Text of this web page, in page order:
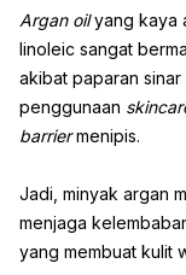
Argan oilyang kaya
linoleic sangat
akibat paparan
penggunaan
barriermenipis.
Jadi, minyak argan
menjaga
yang membuat kulit